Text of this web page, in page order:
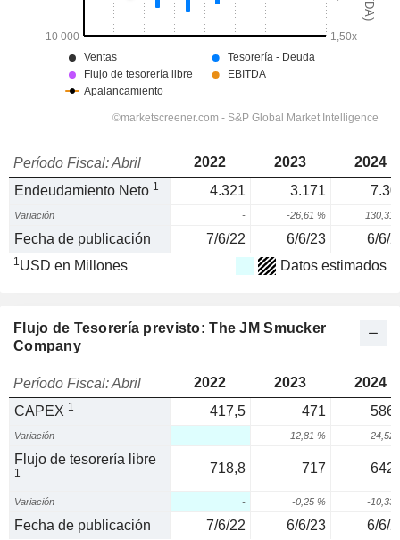
Período Fiscal: Abril 2022 2023
2024
Endeudamiento Neto 1 4.321 3.171
Variación - -26,61 % 130,31
Fecha de publicación 7/6/22 6/6/23 6/6/
1USD en Millones Datos estimados
Flujo de Tesorería previsto: The JM Smucker
Company
Período Fiscal: Abril 2022 2023
2024
CAPEX 1 417,5 471
Variación - 12,81 % 24,52
Flujo de tesorería libre
1 718,8 717
Variación - -0,25 % -10,33
Fecha de publicación 7/6/22 6/6/23 6/6/